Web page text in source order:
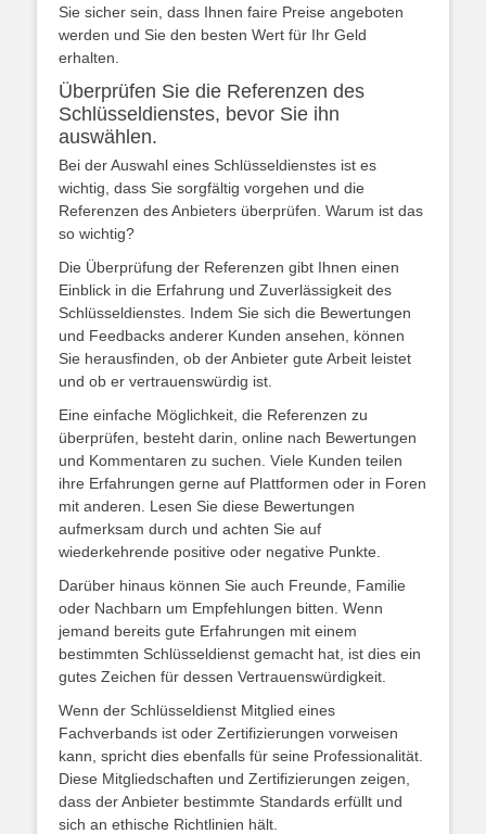
Sie sicher sein, dass Ihnen faire Preise angeboten
werden und Sie den besten Wert für Ihr Geld
erhalten.
Überprüfen Sie die Referenzen des
Schlüsseldienstes, bevor Sie ihn
auswählen.
Bei der Auswahl eines Schlüsseldienstes ist es
wichtig, dass Sie sorgfältig vorgehen und die
Referenzen des Anbieters überprüfen. Warum ist das
so wichtig?
Die Überprüfung der Referenzen gibt Ihnen einen
Einblick in die Erfahrung und Zuverlässigkeit des
Schlüsseldienstes. Indem Sie sich die Bewertungen
und Feedbacks anderer Kunden ansehen, können
Sie herausfinden, ob der Anbieter gute Arbeit leistet
und ob er vertrauenswürdig ist.
Eine einfache Möglichkeit, die Referenzen zu
überprüfen, besteht darin, online nach Bewertungen
und Kommentaren zu suchen. Viele Kunden teilen
ihre Erfahrungen gerne auf Plattformen oder in Foren
mit anderen. Lesen Sie diese Bewertungen
aufmerksam durch und achten Sie auf
wiederkehrende positive oder negative Punkte.
Darüber hinaus können Sie auch Freunde, Familie
oder Nachbarn um Empfehlungen bitten. Wenn
jemand bereits gute Erfahrungen mit einem
bestimmten Schlüsseldienst gemacht hat, ist dies ein
gutes Zeichen für dessen Vertrauenswürdigkeit.
Wenn der Schlüsseldienst Mitglied eines
Fachverbands ist oder Zertifizierungen vorweisen
kann, spricht dies ebenfalls für seine Professionalität.
Diese Mitgliedschaften und Zertifizierungen zeigen,
dass der Anbieter bestimmte Standards erfüllt und
sich an ethische Richtlinien hält.